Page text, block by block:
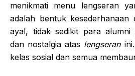
menikmati menu lengseran
adalah bentuk kesederhanaan
ayal, tidak sedikit para
dan nostalgia atas  lengseran
kelas sosial dan semua